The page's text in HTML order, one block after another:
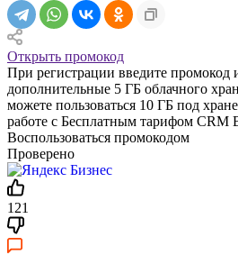
Открыть промокод
При регистрации введите промокод
дополнительные 5 ГБ облачного
можете пользоваться 10 ГБ под
работе с Бесплатным тарифом CRM
Воспользоваться промокодом
Проверено
121